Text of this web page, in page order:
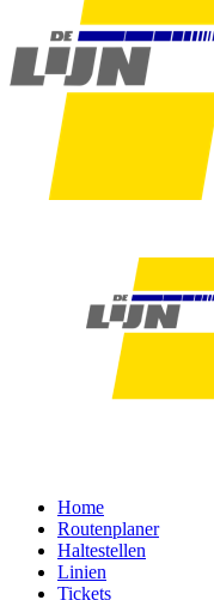
Home
Routenplaner
Haltestellen
Linien
Tickets